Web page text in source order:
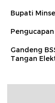
Bupati
Gandeng
Tangan